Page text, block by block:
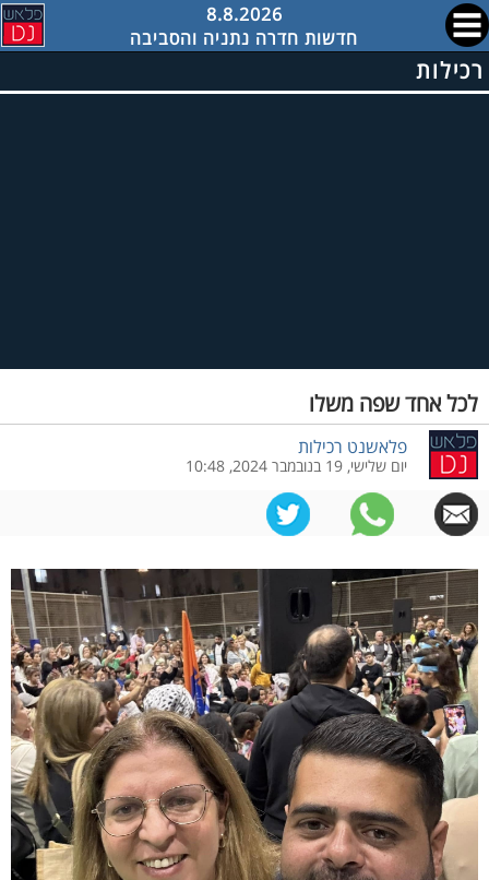
8.8.2026
חדשות חדרה נתניה והסביבה
רכילות
לכל אחד שפה משלו
פלאשנט רכילות
יום שלישי, 19 בנובמבר 2024, 10:48